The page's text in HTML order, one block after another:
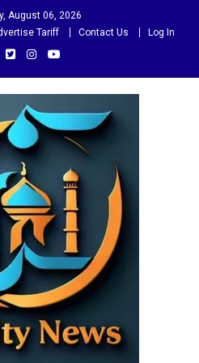
August 06, 2026
Tariff Contact Us Log In